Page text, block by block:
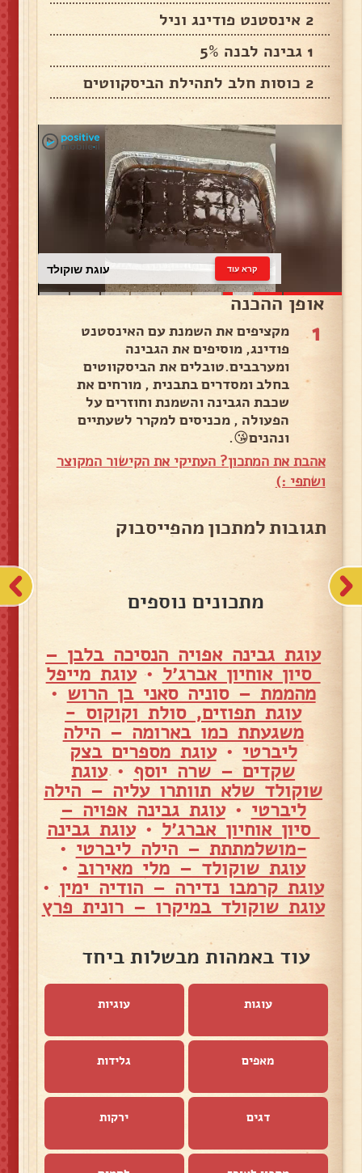
2 אינסטנט פודינג וניל
1 גבינה לבנה 5%
2 כוסות חלב לתהילת הביסקווטים
עוגת שוקולד קרא עוד
אופן ההכנה
1
מקציפים את השמנת עם האינסטנט
פודינג, מוסיפים את הגבינה
ומערבבים.טובלים את הביסקווטים
בחלב ומסדרים בתבנית , מורחים את
שכבת הגבינה והשמנת וחוזרים על
הפעולה , מכניסים למקרר לשעתיים
ונהנים😘.
אהבת את המתכון? העתיקי את הקישור המקוצר
ושתפי :)
תגובות למתכון מהפייסבוק
מתכונים נוספים
עוגת גבינה אפויה הנסיכה בלבן –
סיון אוחיון אברג׳ל •עוגת מייפל
מהממת – סוניה סאני בן הרוש •
עוגת תפוזים, סולת וקוקוס -
משגעתת כמו בארומה – הילה
ליברטי •עוגת מספרים בצק
שקדים – שרה יוסף •עוגת
שוקולד שלא תוותרו עליה – הילה
ליברטי •עוגת גבינה אפויה –
סיון אוחיון אברג׳ל •עוגת גבינה
-מושלמתתת – הילה ליברטי •
עוגת שוקולד – מלי מאירוב •
עוגת קרמבו נדירה – הודיה ימין •
עוגת שוקולד במיקרו – רונית פרץ
עוד באמהות מבשלות ביחד
עוגות עוגיות
מאפים גלידות
דגים ירקות